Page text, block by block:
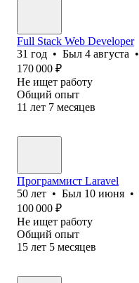
Full Stack Web Developer
31 год • Был 4 августа •
170 000 ₽
Не ищет работу
Общий опыт
11 лет 7 месяцев
Программист Laravel
50 лет • Был 10 июня •
100 000 ₽
Не ищет работу
Общий опыт
15 лет 5 месяцев